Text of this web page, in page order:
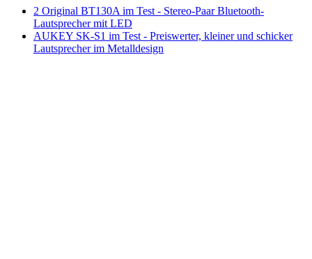
2 Original BT130A im Test - Stereo-Paar Bluetooth-
Lautsprecher mit LED
AUKEY SK-S1 im Test - Preiswerter, kleiner und schicker
Lautsprecher im Metalldesign